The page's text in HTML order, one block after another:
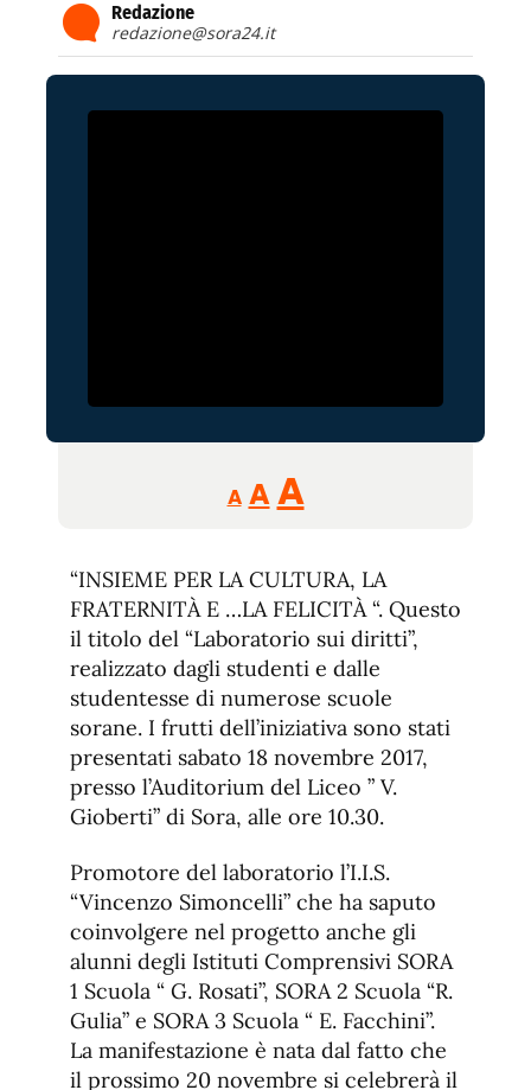
Redazione
redazione@sora24.it
A
Reducir
tamaño
A Restablecer
de
fuente
AAumentar
de
fuente.
“INSIEME PER LA CULTURA, LA
FRATERNITÀ E …LA FELICITÀ “. Questo
il titolo del “Laboratorio sui diritti”,
realizzato dagli studenti e dalle
studentesse di numerose scuole
sorane. I frutti dell’iniziativa sono stati
presentati sabato 18 novembre 2017,
presso l’Auditorium del Liceo ” V.
Gioberti” di Sora, alle ore 10.30.
Promotore del laboratorio l’I.I.S.
“Vincenzo Simoncelli” che ha saputo
coinvolgere nel progetto anche gli
alunni degli Istituti Comprensivi SORA
1 Scuola “ G. Rosati”, SORA 2 Scuola “R.
Gulia” e SORA 3 Scuola “ E. Facchini”.
La manifestazione è nata dal fatto che
il prossimo 20 novembre si celebrerà il